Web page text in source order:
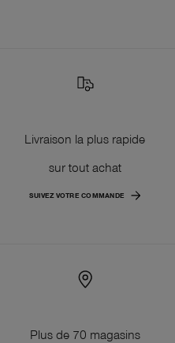
Livraison la plus rapide
sur tout achat
SUIVEZ VOTRE COMMANDE
Plus de 70 magasins